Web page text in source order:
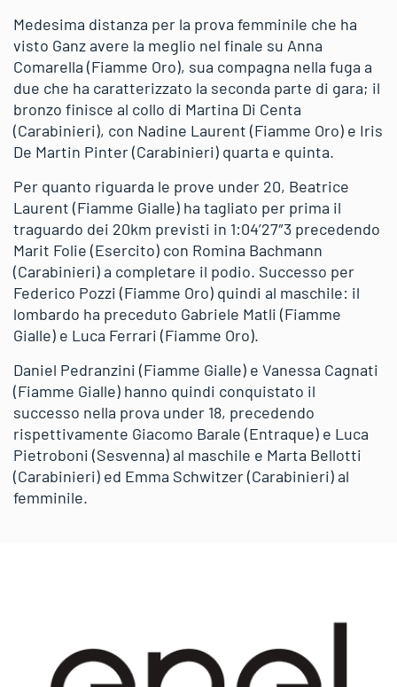
Medesima distanza per la prova femminile che ha
visto Ganz avere la meglio nel finale su Anna
Comarella (Fiamme Oro), sua compagna nella fuga a
due che ha caratterizzato la seconda parte di gara; il
bronzo finisce al collo di Martina Di Centa
(Carabinieri), con Nadine Laurent (Fiamme Oro) e Iris
De Martin Pinter (Carabinieri) quarta e quinta.
Per quanto riguarda le prove under 20, Beatrice
Laurent (Fiamme Gialle) ha tagliato per prima il
traguardo dei 20km previsti in 1:04’27″3 precedendo
Marit Folie (Esercito) con Romina Bachmann
(Carabinieri) a completare il podio. Successo per
Federico Pozzi (Fiamme Oro) quindi al maschile: il
lombardo ha preceduto Gabriele Matli (Fiamme
Gialle) e Luca Ferrari (Fiamme Oro).
Daniel Pedranzini (Fiamme Gialle) e Vanessa Cagnati
(Fiamme Gialle) hanno quindi conquistato il
successo nella prova under 18, precedendo
rispettivamente Giacomo Barale (Entraque) e Luca
Pietroboni (Sesvenna) al maschile e Marta Bellotti
(Carabinieri) ed Emma Schwitzer (Carabinieri) al
femminile.